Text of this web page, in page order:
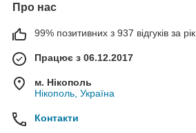
Про нас
99% позитивних з 937 відгуків за рік
Працює з 06.12.2017
м. Нікополь
Нікополь, Україна
Контакти